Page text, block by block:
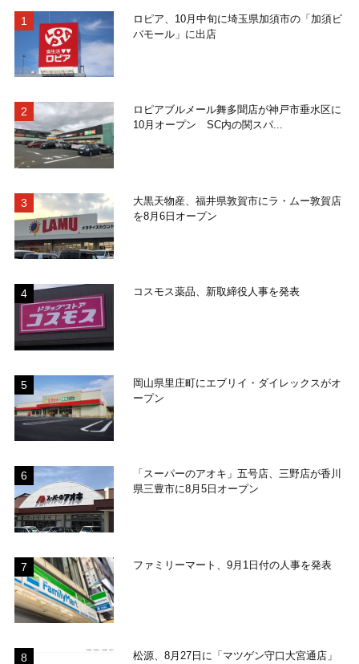
ロピア、10月中旬に埼玉県加須市の「加須ビ
バモール」に出店
ロピアブルメール舞多聞店が神戸市垂水区に
10月オープン SC内の関スパ...
大黒天物産、福井県敦賀市にラ・ムー敦賀店
を8月6日オープン
コスモス薬品、新取締役人事を発表
岡山県里庄町にエブリイ・ダイレックスがオ
ープン
「スーパーのアオキ」五号店、三野店が香川
県三豊市に8月5日オープン
ファミリーマート、9月1日付の人事を発表
松源、8月27日に「マツゲン守口大宮通店」